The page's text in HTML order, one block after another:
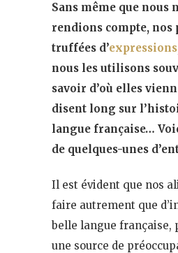
Sans même que nous
rendions compte, nos
truffées d’expressions
nous les utilisons
savoir d’où elles
disent long sur
langue française…
de quelques-unes
Il est évident que nos
faire autrement que
belle langue française,
une source de